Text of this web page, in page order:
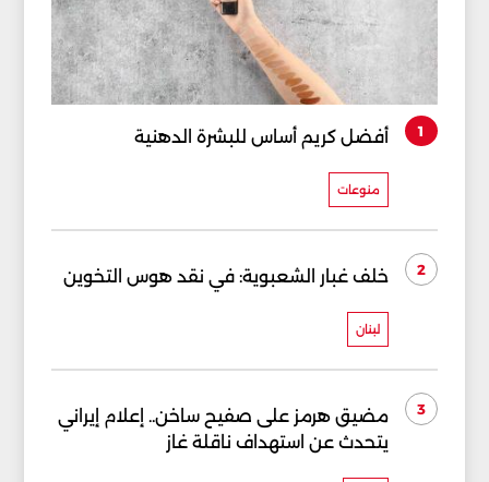
1 أفضل كريم أساس للبشرة الدهنية
منوعات
2 خلف غبار الشعبوية: في نقد هوس التخوين
لبنان
3
مضيق هرمز على صفيح ساخن.. إعلام إيراني
يتحدث عن استهداف ناقلة غاز